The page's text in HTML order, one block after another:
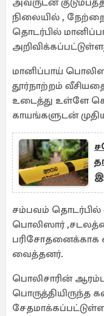
அவருடன்
நிலையில் ,
தொடர்பில்
மானிப்பாய்
தூர்நாற்றம்
உடைத்து உள்ளே
காயங்களுடன்
சம்பவம்
பொலிஸார்
பரிசோதனைக்காக
வைத்தனர்.
பொலிசாரின்
பொருத்தியிருந்த